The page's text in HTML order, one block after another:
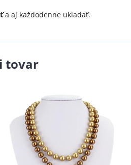
a aj každodenne ukladať.
tovar